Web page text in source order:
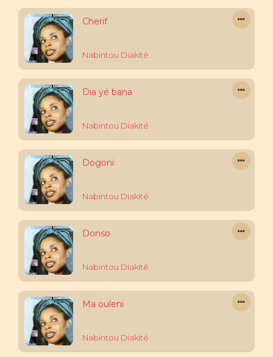
Cherif
Nabintou Diakité
Dia yé bana
Nabintou Diakité
Dogoni
Nabintou Diakité
Donso
Nabintou Diakité
Ma ouleni
Nabintou Diakité